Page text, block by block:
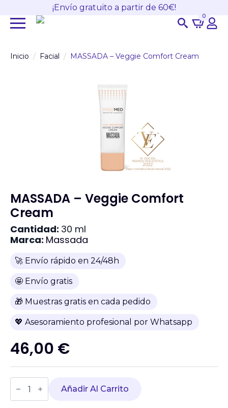
¡Envío gratuito a partir de 60€!
0
Inicio Facial MASSADA – Veggie Comfort Cream
MASSADA – Veggie Comfort
Cream
Cantidad: 30 ml
Marca: Massada
🚀 Envío rápido en 24/48h
🤩 Envío gratis
🎁 Muestras gratis en cada pedido
💖 Asesoramiento profesional por Whatsapp
46,00 €
MASSADA
Añadir Al Carrito